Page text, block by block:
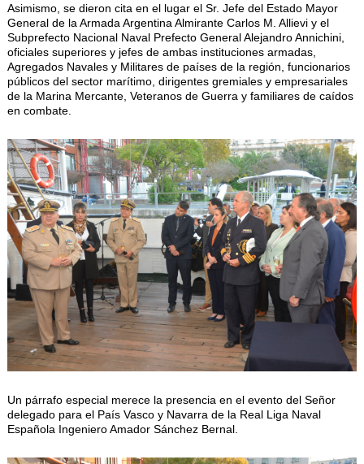
Asimismo, se dieron cita en el lugar el Sr. Jefe del Estado Mayor
General de la Armada Argentina Almirante Carlos M. Allievi y el
Subprefecto Nacional Naval Prefecto General Alejandro Annichini,
oficiales superiores y jefes de ambas instituciones armadas,
Agregados Navales y Militares de países de la región, funcionarios
públicos del sector marítimo, dirigentes gremiales y empresariales
de la Marina Mercante, Veteranos de Guerra y familiares de caídos
en combate.
Un párrafo especial merece la presencia en el evento del Señor
delegado para el País Vasco y Navarra de la Real Liga Naval
Española Ingeniero Amador Sánchez Bernal.